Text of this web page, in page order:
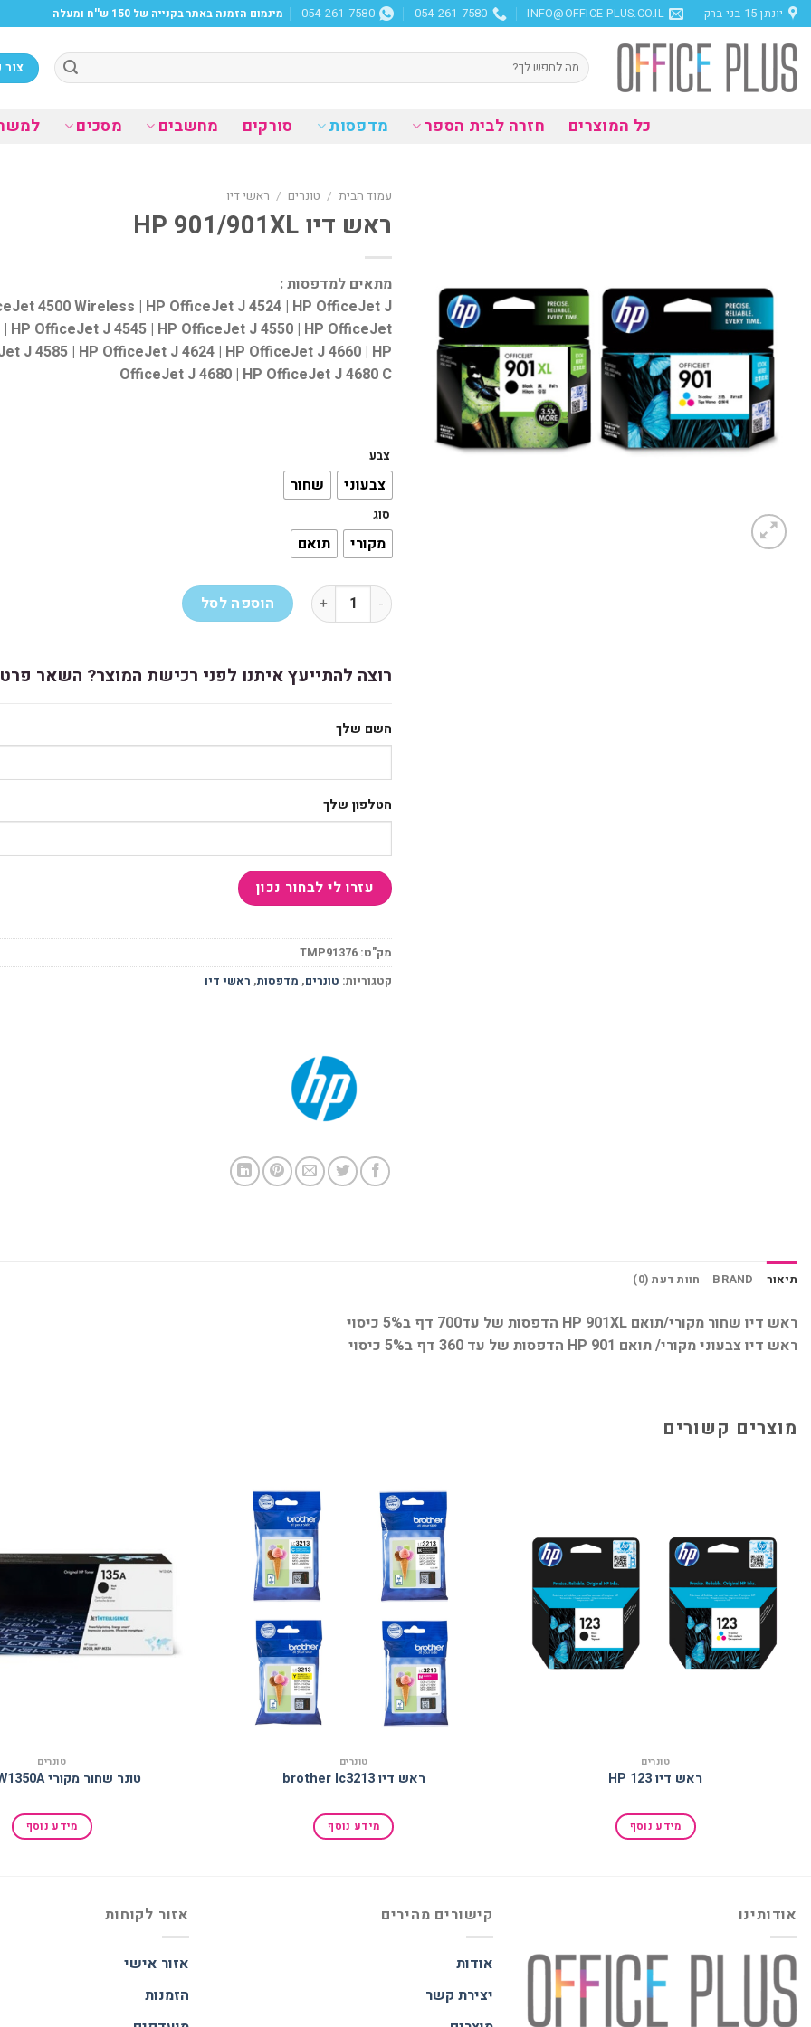
Skip
to
content
יונתן 15 בני ברק INFO@OFFICE-PLUS.CO.IL
054-261-7580
054-261-7580 מינמום הזמנה באתר בקנייה של 150 ש''ח ומעלה
חיפוש
עבור:
כל המוצרים חזרה לבית הספר מדפסות סורקים מחשבים מסכים
למועדפים
עמוד הבית / טונרים / ראשי דיו
ראש דיו HP 901/901XL
מתאים למדפסות :
4500 Wireless | HP OfficeJet J 4524 | HP OfficeJet J
HP OfficeJet J 4545 | HP OfficeJet J 4550 | HP OfficeJet
J 4585 | HP OfficeJet J 4624 | HP OfficeJet J 4660 | HP
OfficeJet J 4680 | HP OfficeJet J 4680 C
צבע
צבעוני שחור
סוג
מקורי תואם
כמות של ראש דיו HP 901/901XL הוספה לסל
רוצה להתייעץ איתנו לפני רכישת המוצר? השאר
השם שלך
הטלפון שלך
מק"ט: TMP91376
קטגוריות: טונרים, מדפסות, ראשי דיו
תיאור BRAND חוות דעת (0)
ראש דיו שחור מקורי/תואם HP 901XL הדפסות של עד700 דף ב5% כיסוי
ראש דיו צבעוני מקורי/ תואם 901 HP הדפסות של עד 360 דף ב5% כיסוי
מוצרים קשורים
הוסף
למועדפים
טונרים
ראש דיו HP 123
מידע נוסף
טונרים
ראש דיו brother lc3213
מידע נוסף
טונרים
טונר שחור מקורי 135A W1350A
מידע נוסף
אודותינו קישורים מהירים
אודות
יצירת קשר
אזור לקוחות
אזור אישי
הזמנות